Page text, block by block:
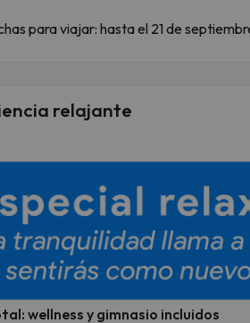
para viajar: hasta el 21 de
relajante
wellness y gimnasio incluidos